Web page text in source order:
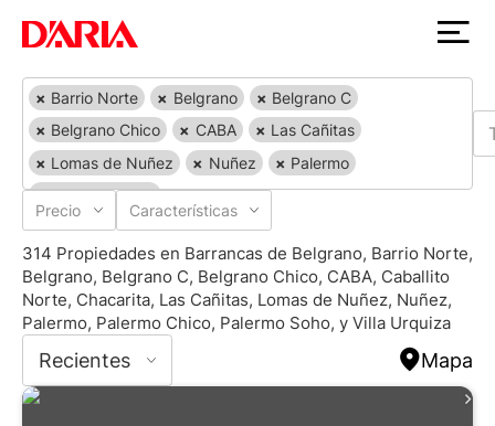
× Barrio Norte × Belgrano × Belgrano C
× Belgrano Chico × CABA × Las Cañitas
× Lomas de Nuñez × Nuñez × Palermo
× Palermo Chico
Precio Características
314 Propiedades en Barrancas de Belgrano, Barrio Norte,
Belgrano, Belgrano C, Belgrano Chico, CABA, Caballito
Norte, Chacarita, Las Cañitas, Lomas de Nuñez, Nuñez,
Palermo, Palermo Chico, Palermo Soho, y Villa Urquiza
Recientes Mapa